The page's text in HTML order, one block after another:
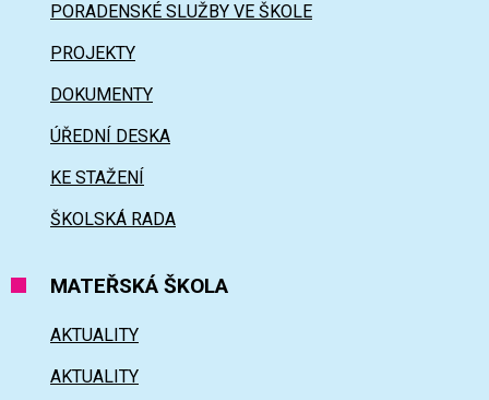
PORADENSKÉ SLUŽBY VE ŠKOLE
PROJEKTY
DOKUMENTY
ÚŘEDNÍ DESKA
KE STAŽENÍ
ŠKOLSKÁ RADA
MATEŘSKÁ ŠKOLA
AKTUALITY
AKTUALITY